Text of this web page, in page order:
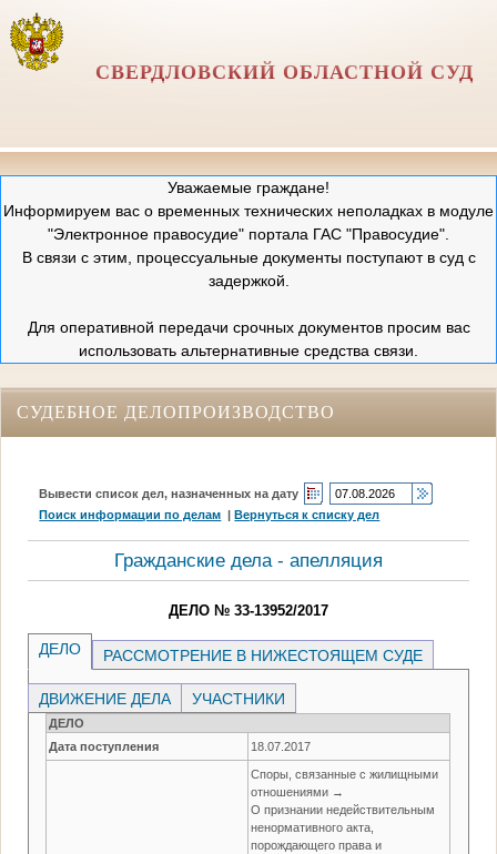
СВЕРДЛОВСКИЙ ОБЛАСТНОЙ СУД
Уважаемые граждане!
Информируем вас о временных технических неполадках в модуле
"Электронное правосудие" портала ГАС "Правосудие".
В связи с этим, процессуальные документы поступают в суд с
задержкой.
Для оперативной передачи срочных документов просим вас
использовать альтернативные средства связи.
СУДЕБНОЕ ДЕЛОПРОИЗВОДСТВО
Вывести список дел, назначенных на дату
Поиск информации по делам |Вернуться к списку дел
Гражданские дела - апелляция
ДЕЛО № 33-13952/2017
ДЕЛО РАССМОТРЕНИЕ В НИЖЕСТОЯЩЕМ СУДЕ
ДВИЖЕНИЕ ДЕЛА УЧАСТНИКИ
ДЕЛО
Дата поступления
18.07.2017
Споры, связанные с жилищными
отношениями →
О признании недействительным
ненормативного акта,
порождающего права и